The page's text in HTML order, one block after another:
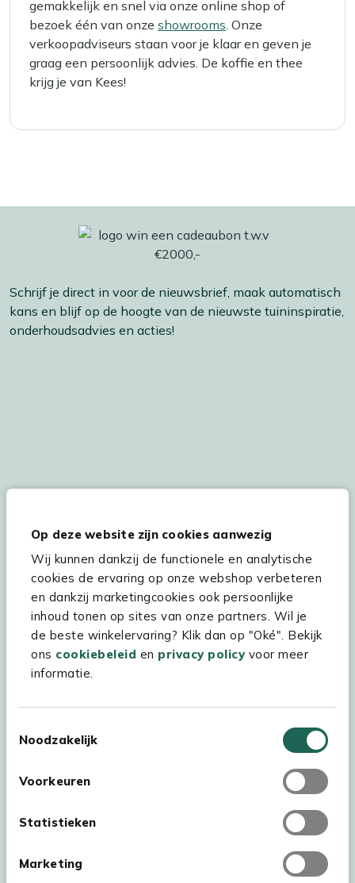
Op deze website zijn cookies aanwezig
Wij kunnen dankzij de functionele en analytische
cookies de ervaring op onze webshop verbeteren
en dankzij marketingcookies ook persoonlijke
inhoud tonen op sites van onze partners. Wil je
de beste winkelervaring? Klik dan op "Oké". Bekijk
ons cookiebeleid en privacy policyvoor meer
informatie.
Noodzakelijk
Voorkeuren
Statistieken
Marketing
gemakkelijk en snel via onze online shop of
bezoek één van onze showrooms . Onze
verkoopadviseurs staan voor je klaar en geven je
graag een persoonlijk advies. De koffie en thee
krijg je van Kees!
Schrijf je direct in voor de nieuwsbrief, maak automatisch
kans en blijf op de hoogte van de nieuwste tuininspiratie,
onderhoudsadvies en acties!
Hulp & service
Assortiment
Kees Smit Tuinmeubelen